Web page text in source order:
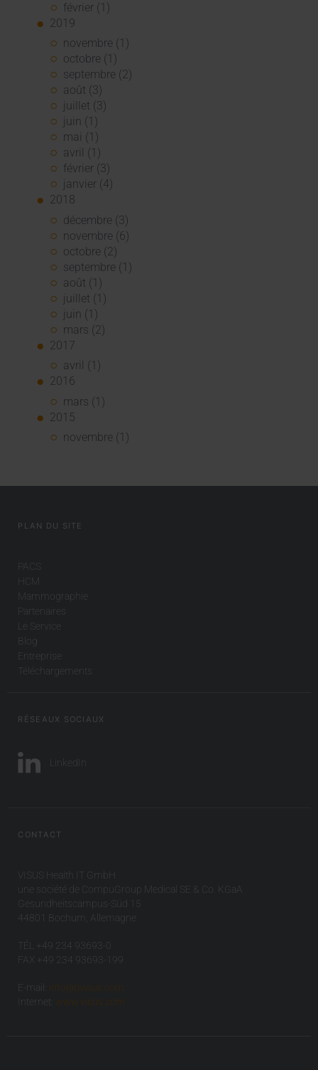
février (1)
2019
novembre (1)
octobre (1)
septembre (2)
août (3)
juillet (3)
juin (1)
mai (1)
avril (1)
février (3)
janvier (4)
2018
décembre (3)
novembre (6)
octobre (2)
septembre (1)
août (1)
juillet (1)
juin (1)
mars (2)
2017
avril (1)
2016
mars (1)
2015
novembre (1)
PLAN DU SITE
PACS
HCM
Mammographie
Partenaires
Le Service
Blog
Entreprise
Téléchargements
RÉSEAUX SOCIAUX
LinkedIn
CONTACT
VISUS Health IT GmbH
une société de CompuGroup Medical SE & Co. KGaA
Gesundheitscampus-Süd 15
44801 Bochum, Allemagne
TÉL +49 234 93693-0
FAX +49 234 93693-199
E-mail:
info(at)visus.com
Internet:
www.visus.com